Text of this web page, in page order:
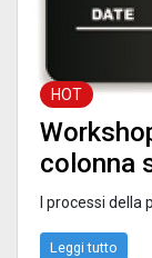
HOT
colonna
I processi della
Leggi tutto